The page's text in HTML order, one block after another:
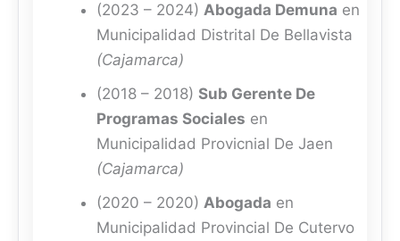
(2023 – 2024) Abogada Demuna en
Municipalidad Distrital De Bellavista
(Cajamarca)
(2018 – 2018) Sub Gerente De
Programas Sociales en
Municipalidad Provicnial De Jaen
(Cajamarca)
(2020 – 2020) Abogada en
Municipalidad Provincial De Cutervo